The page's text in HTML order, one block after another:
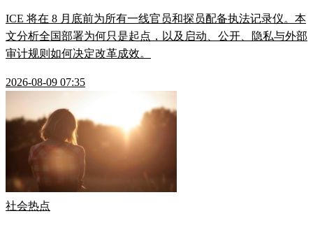
ICE 将在 8 月底前为所有一线官员和探员配备执法记录仪。本
文分析全国部署为何只是起点，以及启动、公开、隐私与外部
审计规则如何决定改革成效。
2026-08-09 07:35
社会热点